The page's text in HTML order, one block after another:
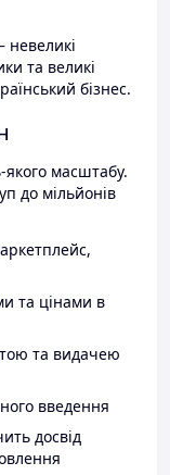
невеликі
та великі
бізнес.
масштабу.
до мільйонів
та цінами в
та видачею
введення
досвід